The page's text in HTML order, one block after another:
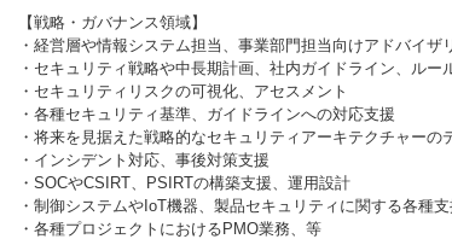
【戦略・ガバナンス領域】
・経営層や情報システム担当、事業部門担当向けアドバイ
・セキュリティ戦略や中長期計画、社内ガイドライン、ルー
・セキュリティリスクの可視化、アセスメント
・各種セキュリティ基準、ガイドラインへの対応支援
・将来を見据えた戦略的なセキュリティアーキテクチャーの
・インシデント対応、事後対策支援
・SOCやCSIRT、PSIRTの構築支援、運用設計
・制御システムやIoT機器、製品セキュリティに関する各種支
・各種プロジェクトにおけるPMO業務、等